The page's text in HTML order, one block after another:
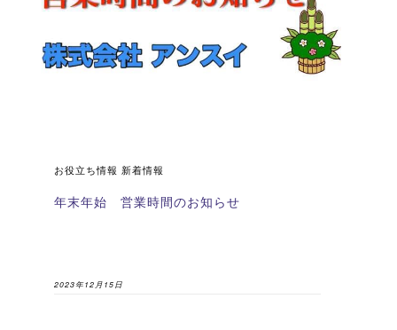
お役立ち情報 新着情報
年末年始 営業時間のお知らせ
2023年12月15日